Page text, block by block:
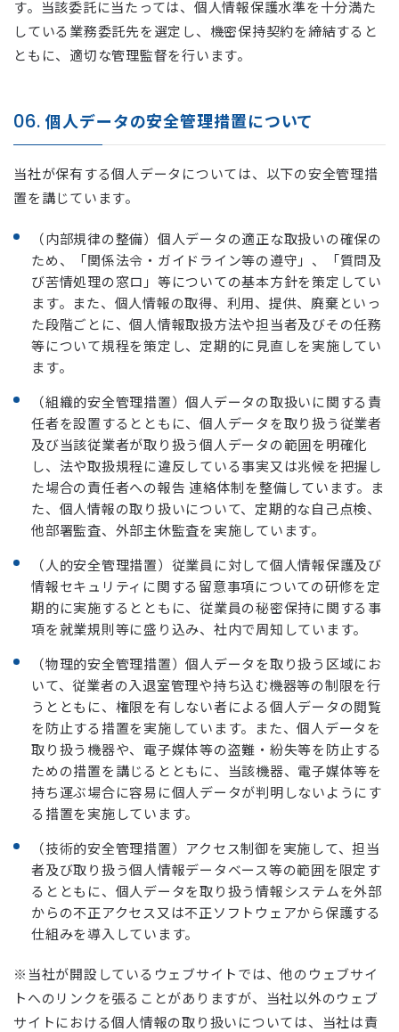
す。当該委託に当たっては、個人情報保護水準を十分満た
している業務委託先を選定し、機密保持契約を締結すると
ともに、適切な管理監督を行います。
06. 個人データの安全管理措置について
当社が保有する個人データについては、以下の安全管理措
置を講じています。
（内部規律の整備）個人データの適正な取扱いの確保の
ため、「関係法令・ガイドライン等の遵守」、「質問及
び苦情処理の窓ロ」等についての基本方針を策定してい
ます。また、個人情報の取得、利用、提供、廃棄といっ
た段階ごとに、個人情報取扱方法や担当者及びその任務
等について規程を策定し、定期的に見直しを実施してい
ます。
（組織的安全管理措置）個人データの取扱いに関する責
任者を設置するとともに、個人データを取り扱う従業者
及び当該従業者が取り扱う個人データの範囲を明確化
し、法や取扱規程に違反している事実又は兆候を把握し
た場合の責任者への報告 連絡体制を整備しています。ま
た、個人情報の取り扱いについて、定期的な自己点検、
他部署監査、外部主休監査を実施しています。
（人的安全管理措置）従業員に対して個人情報保護及び
情報セキュリティに関する留意事項についての研修を定
期的に実施するとともに、従業員の秘密保持に関する事
項を就業規則等に盛り込み、社内で周知しています。
（物理的安全管理措置）個人データを取り扱う区域にお
いて、従業者の入退室管理や持ち込む機器等の制限を行
うとともに、権限を有しない者による個人データの閲覧
を防止する措置を実施しています。また、個人データを
取り扱う機器や、電子媒体等の盗難・紛失等を防止する
ための措置を講じるとともに、当該機器、電子媒体等を
持ち運ぶ場合に容易に個人データが判明しないようにす
る措置を実施しています。
（技術的安全管理措置）アクセス制御を実施して、担当
者及び取り扱う個人情報データベース等の範囲を限定す
るとともに、個人データを取り扱う情報システムを外部
からの不正アクセス又は不正ソフトウェアから保護する
仕組みを導入しています。
※当社が開設しているウェブサイトでは、他のウェブサイ
トへのリンクを張ることがありますが、当社以外のウェブ
サイトにおける個人情報の取り扱いについては、当社は責